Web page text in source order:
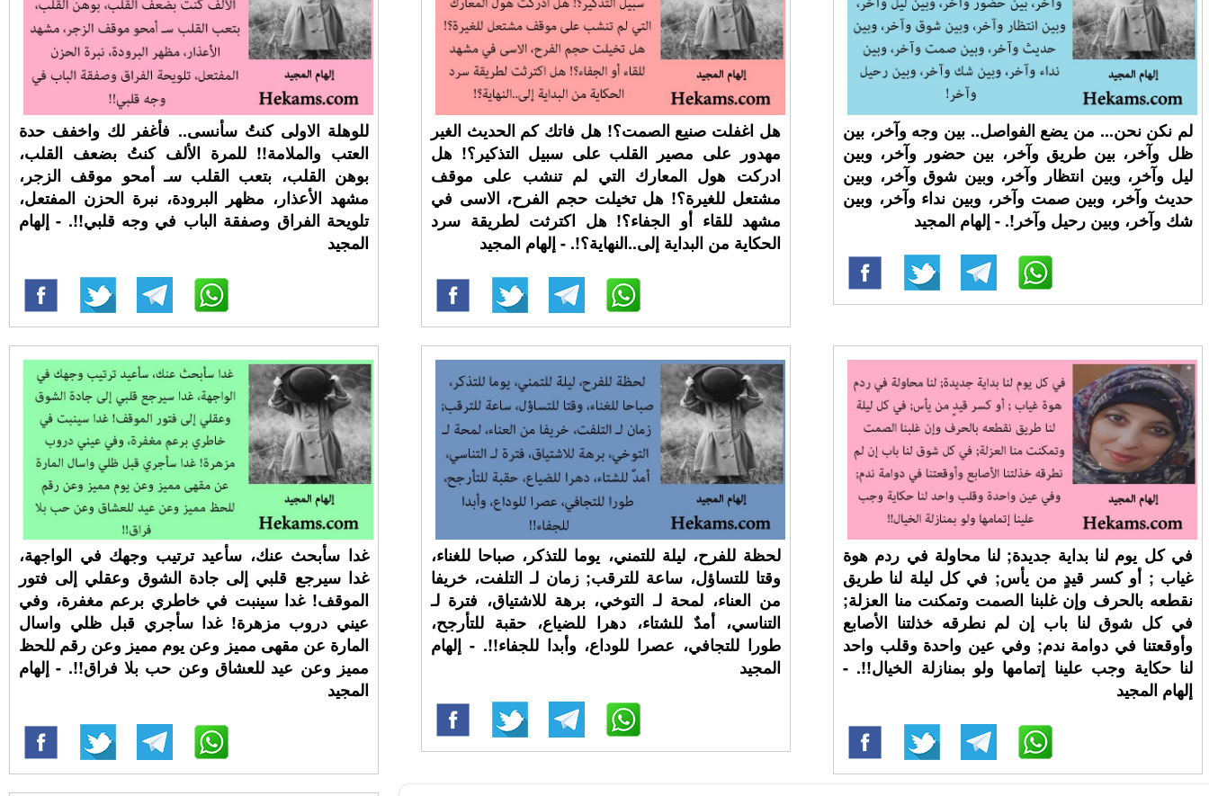
للوهلة الاولى كنتُ سأنسى.. فأغفر لك واخفف حدة
العتب والملامة!! للمرة الألف كنتُ بضعف القلب،
بوهن القلب، بتعب القلب سـ أمحو موقف الزجر،
مشهد الأعذار، مظهر البرودة، نبرة الحزن المفتعل،
تلويحة الفراق وصفقة الباب في وجه قلبي!!. - إلهام
المجيد
هل اغفلت صنيع الصمت؟! هل فاتك كم الحديث الغير
مهدور على مصير القلب على سبيل التذكير؟! هل
ادركت هول المعارك التي لم تنشب على موقف
مشتعل للغيرة؟! هل تخيلت حجم الفرح، الاسى في
مشهد للقاء أو الجفاء؟! هل اكترثت لطريقة سرد
الحكاية من البداية إلى..النهاية؟!. - إلهام المجيد
لم نكن نحن... من يضع الفواصل.. بين وجه وآخر، بين
ظل وآخر، بين طريق وآخر، بين حضور وآخر، وبين
ليل وآخر، وبين انتظار وآخر، وبين شوق وآخر، وبين
حديث وآخر، وبين صمت وآخر، وبين نداء وآخر، وبين
شك وآخر، وبين رحيل وآخر!. - إلهام المجيد
غدا سأبحث عنك، سأعيد ترتيب وجهك في الواجهة،
غدا سيرجع قلبي إلى جادة الشوق وعقلي إلى فتور
الموقف! غدا سينبت في خاطري برعم مغفرة، وفي
عيني دروب مزهرة! غدا سأجري قبل ظلي واسال
المارة عن مقهى مميز وعن يوم مميز وعن رقم للحظ
مميز وعن عيد للعشاق وعن حب بلا فراق!!. - إلهام
المجيد
لحظة للفرح، ليلة للتمني، يوما للتذكر، صباحا للغناء،
وقتا للتساؤل، ساعة للترقب; زمان لـ التلفت، خريفا
من العناء، لمحة لـ التوخي، برهة للاشتياق، فترة لـ
التناسي، أمدٌ للشتاء، دهرا للضياع، حقبة للتأرجح،
طورا للتجافي، عصرا للوداع، وأبدا للجفاء!!. - إلهام
المجيد
في كل يوم لنا بداية جديدة; لنا محاولة في ردم هوة
غياب ; أو كسر قيدٍ من يأس; في كل ليلة لنا طريق
نقطعه بالحرف وإن غلبنا الصمت وتمكنت منا العزلة;
في كل شوق لنا باب إن لم نطرقه خذلتنا الأصابع
وأوقعتنا في دوامة ندم; وفي عين واحدة وقلب واحد
لنا حكاية وجب علينا إتمامها ولو بمنازلة الخيال!!. -
إلهام المجيد